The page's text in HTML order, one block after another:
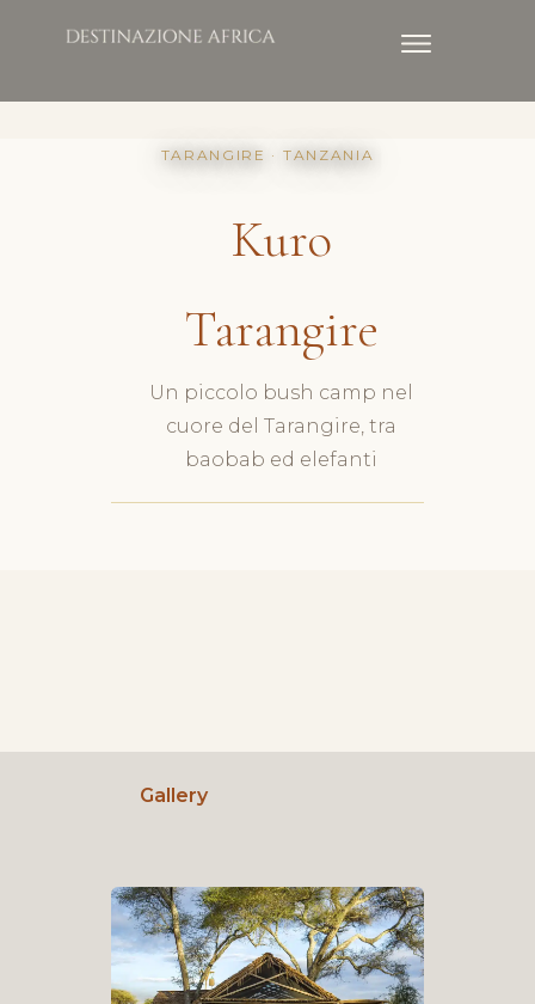
TARANGIRE · TANZANIA
Kuro
Tarangire
Un piccolo bush camp nel
cuore del Tarangire, tra
baobab ed elefanti
Gallery